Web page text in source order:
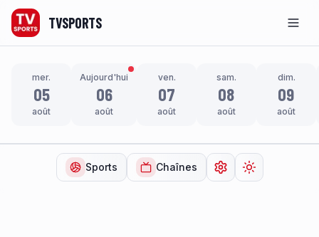
TVSPORTS
mer.
05
août
Aujourd'hui
06
août
ven.
07
août
sam.
08
août
dim.
09
août
Sports Chaînes Ouvrir lesChanger de